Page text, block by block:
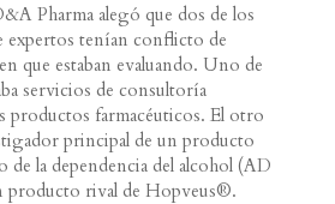
Pharma alegó que dos de los
expertos tenían conflicto de
que estaban evaluando. Uno de
servicios de consultoría
productos farmacéuticos. El otro
principal de un producto
de la dependencia del alcohol (AD
producto rival de Hopveus®.